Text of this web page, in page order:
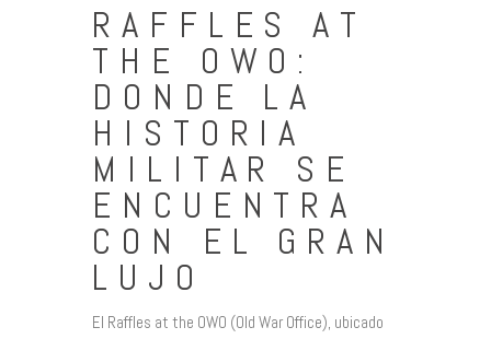
RAFFLES AT
THE OWO:
DONDE LA
HISTORIA
MILITAR SE
ENCUENTRA
CON EL GRAN
LUJO
El Raffles at the OWO (Old War Office), ubicado